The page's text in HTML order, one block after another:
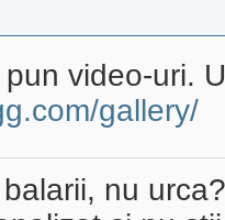
video-uri.
gallery/
nu